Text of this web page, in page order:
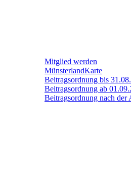
Mitglied werden
MünsterlandKarte
Beitragsordnung bis
Beitragsordnung ab
Beitragsordnung nach